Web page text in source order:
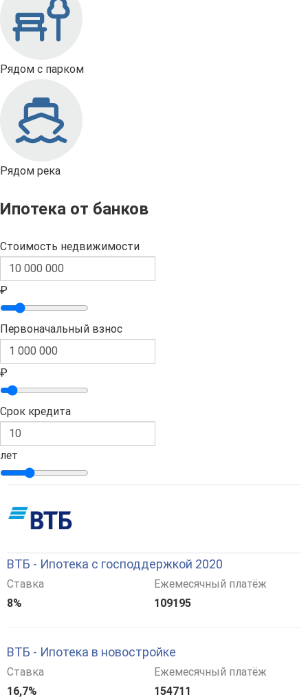
Рядом с парком
Рядом река
Ипотека от банков
Стоимость недвижимости
₽
Первоначальный взнос
₽
Срок кредита
лет
ВТБ - Ипотека с господдержкой 2020
Ставка
8%
Ежемесячный платёж
109195
ВТБ - Ипотека в новостройке
Ставка
16,7%
Ежемесячный платёж
154711